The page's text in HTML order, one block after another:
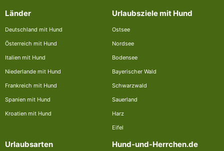
Länder
Deutschland mit Hund
Österreich mit Hund
Italien mit Hund
Niederlande mit Hund
Frankreich mit Hund
Spanien mit Hund
Kroatien mit Hund
Urlaubsziele mit Hund
Ostsee
Nordsee
Bodensee
Bayerischer Wald
Schwarzwald
Sauerland
Harz
Eifel
Urlaubsarten Hund-und-Herrchen.de